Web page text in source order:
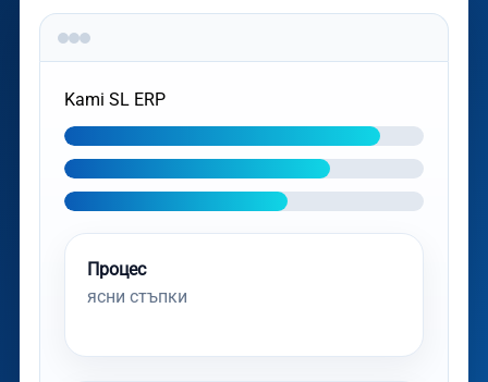
Kami SL ERP
Процес
ясни стъпки